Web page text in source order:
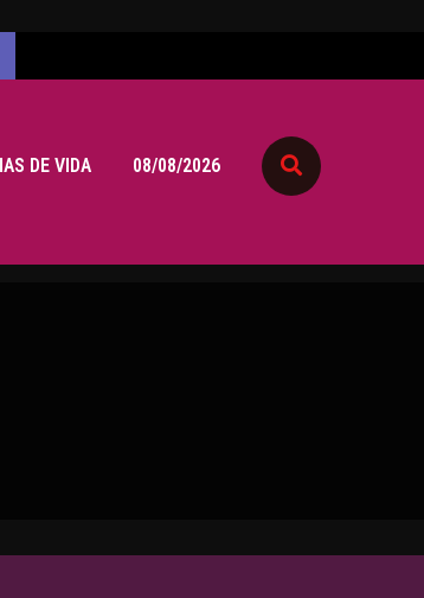
DE VIDA 08/08/2026